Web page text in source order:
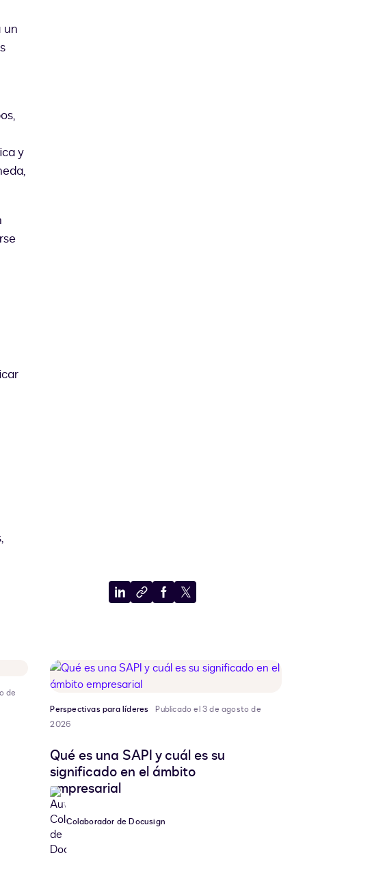
un
y
Compartir
CopiarCompartirCompartir
de
Perspectivas para líderes
Publicado el 3 de agosto de
2026
Qué es una SAPI y cuál es su
significado en el ámbito
empresarial
Colaborador de Docusign